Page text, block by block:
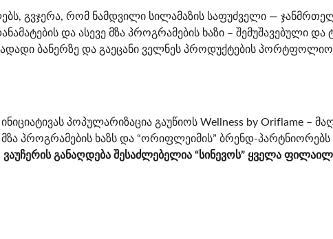
გვჯერა, რომ ნამდვილი სილამაზის საფუძველი —
და ასევე მზა პროგრამების ხაზი – შემუშავებული
ბანერზე და გაეცანი ველნეს პროდუქტების
პოპულარიზაცია გაუწიოს Wellness by Oriflame –
მზა პროგრამების ხაზს და “ორიფლეიმის” ბრენდ-
განაღდება შესაძლებელია “სინევოს” ყველა